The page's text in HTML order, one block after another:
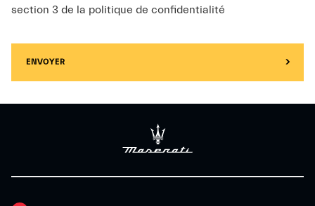
section 3 de la politique de confidentialité
ENVOYER